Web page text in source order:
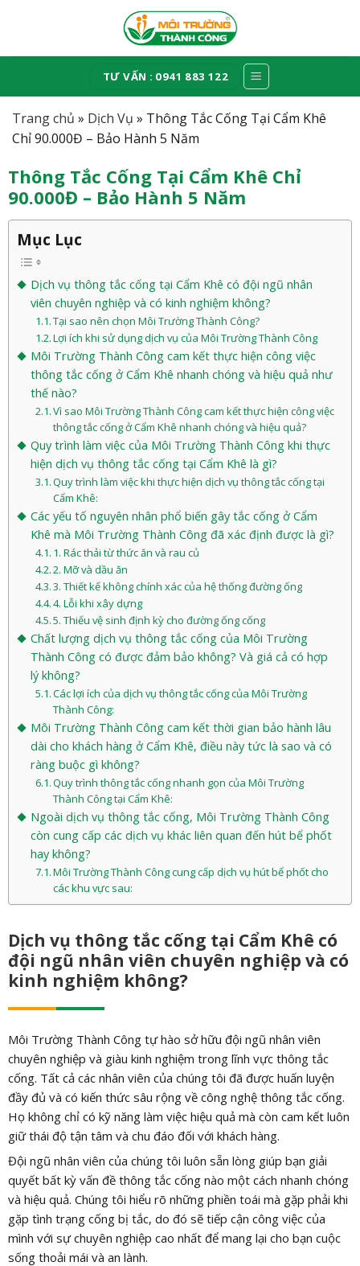
TƯ VẤN : 0941 883 122
Trang chủ » Dịch Vụ » Thông Tắc Cống Tại Cẩm Khê
Chỉ 90.000Đ – Bảo Hành 5 Năm
Thông Tắc Cống Tại Cẩm Khê Chỉ
90.000Đ – Bảo Hành 5 Năm
Mục Lục
Dịch vụ thông tắc cống tại Cẩm Khê có đội ngũ nhân
viên chuyên nghiệp và có kinh nghiệm không?
Tại sao nên chọn Môi Trường Thành Công?
Lợi ích khi sử dụng dịch vụ của Môi Trường Thành Công
Môi Trường Thành Công cam kết thực hiện công việc
thông tắc cống ở Cẩm Khê nhanh chóng và hiệu quả như
thế nào?
Vì sao Môi Trường Thành Công cam kết thực hiện công việc
thông tắc cống ở Cẩm Khê nhanh chóng và hiệu quả?
Quy trình làm việc của Môi Trường Thành Công khi thực
hiện dịch vụ thông tắc cống tại Cẩm Khê là gì?
Quy trình làm việc khi thực hiện dịch vụ thông tắc cống tại
Cẩm Khê:
Các yếu tố nguyên nhân phổ biến gây tắc cống ở Cẩm
Khê mà Môi Trường Thành Công đã xác định được là gì?
1. Rác thải từ thức ăn và rau củ
2. Mỡ và dầu ăn
3. Thiết kế không chính xác của hệ thống đường ống
4. Lỗi khi xây dựng
5. Thiếu vệ sinh định kỳ cho đường ống cống
Chất lượng dịch vụ thông tắc cống của Môi Trường
Thành Công có được đảm bảo không? Và giá cả có hợp
lý không?
Các lợi ích của dịch vụ thông tắc cống của Môi Trường
Thành Công:
Môi Trường Thành Công cam kết thời gian bảo hành lâu
dài cho khách hàng ở Cẩm Khê, điều này tức là sao và có
ràng buộc gì không?
Quy trình thông tắc cống nhanh gọn của Môi Trường
Thành Công tại Cẩm Khê:
Ngoài dịch vụ thông tắc cống, Môi Trường Thành Công
còn cung cấp các dịch vụ khác liên quan đến hút bể phốt
hay không?
Môi Trường Thành Công cung cấp dịch vụ hút bể phốt cho
các khu vực sau:
Dịch vụ thông tắc cống tại Cẩm Khê có
đội ngũ nhân viên chuyên nghiệp và có
kinh nghiệm không?
Môi Trường Thành Công tự hào sở hữu đội ngũ nhân viên
chuyên nghiệp và giàu kinh nghiệm trong lĩnh vực thông tắc
cống. Tất cả các nhân viên của chúng tôi đã được huấn luyện
đầy đủ và có kiến thức sâu rộng về công nghệ thông tắc cống.
Họ không chỉ có kỹ năng làm việc hiệu quả mà còn cam kết luôn
giữ thái độ tận tâm và chu đáo đối với khách hàng.
Đội ngũ nhân viên của chúng tôi luôn sẵn lòng giúp bạn giải
quyết bất kỳ vấn đề thông tắc cống nào một cách nhanh chóng
và hiệu quả. Chúng tôi hiểu rõ những phiền toái mà gặp phải khi
gặp tình trạng cống bị tắc, do đó sẽ tiếp cận công việc của
mình với sự chuyên nghiệp cao nhất để mang lại cho bạn cuộc
sống thoải mái và an lành.